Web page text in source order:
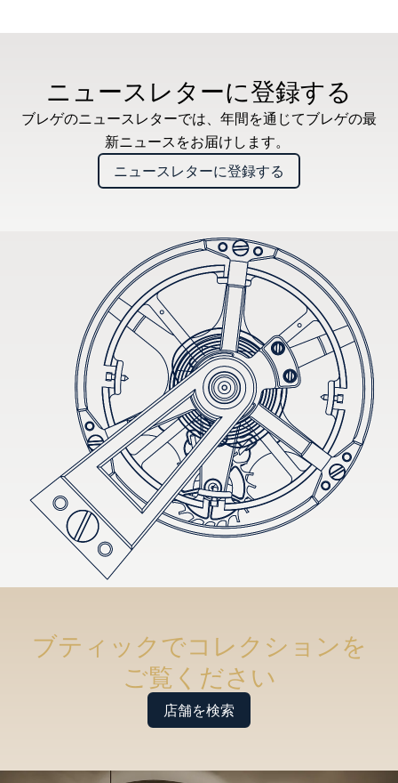
ニュースレターに登録する
ブレゲのニュースレターでは、年間を通じてブレゲの最
新ニュースをお届けします。
ニュースレターに登録する
ブティックでコレクションを
ご覧ください
店舗を検索